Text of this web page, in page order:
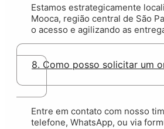
Estamos estrategicamente
Mooca, região central de São
o acesso e agilizando as
8. Como posso solicitar um
Entre em contato com nosso
telefone, WhatsApp, ou via